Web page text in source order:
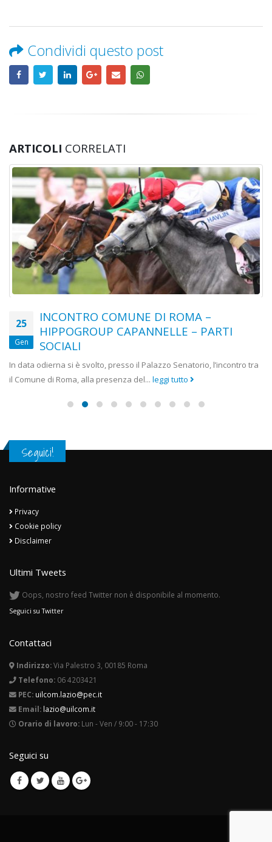
Condividi questo post
ARTICOLI CORRELATI
25
Gen
INCONTRO COMUNE DI ROMA –
HIPPOGROUP CAPANNELLE – PARTI
SOCIALI
In data odierna si è svolto, presso il Palazzo Senatorio, l’incontro tra
il Comune di Roma, alla presenza del... leggi tutto
Seguici!
Informative
Privacy
Cookie policy
Disclaimer
Ultimi Tweets
Oops, nostro feed Twitter non è disponibile al momento.
Seguici su Twitter
Contattaci
Indirizzo:Via Palestro 3, 00185 Roma
Telefono: 06 4203421
PEC: uilcom.lazio@pec.it
Email: lazio@uilcom.it
Orario di lavoro: Lun - Ven / 9:00 - 17:30
Seguici su